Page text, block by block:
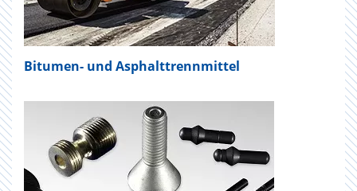
Bitumen- und Asphalttrennmittel